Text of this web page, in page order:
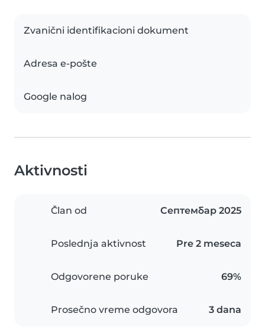
Zvanični identifikacioni dokument
Adresa e-pošte
Google nalog
Aktivnosti
Član od Септембар 2025
Poslednja aktivnost Pre 2 meseca
Odgovorene poruke 69%
Prosečno vreme odgovora 3 dana